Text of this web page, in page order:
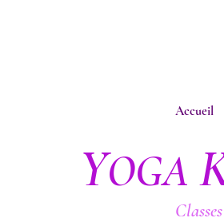
Accueil
YOGA